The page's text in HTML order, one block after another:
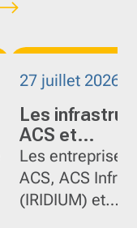
27 juillet 2026
Les
ACS et
groupe ACS
deux nations
l’ouverture
Les entreprises
ACS, ACS
(IRIDIUM) et